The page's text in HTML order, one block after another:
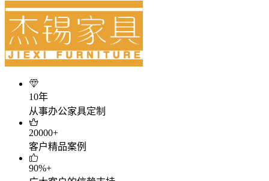
10年
从事办公家具定制
20000+
客户精品案例
90%+